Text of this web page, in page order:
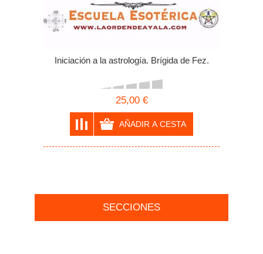
Iniciación a la astrología. Brígida de Fez.
25,00 €
SECCIONES